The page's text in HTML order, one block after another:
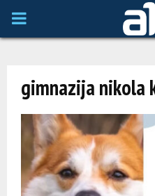
P
M
A
gimnazija nikola